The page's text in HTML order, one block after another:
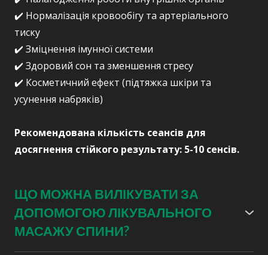
✔️ Нормалізація кровообігу та артеріального
тиску
✔️ Зміцнення імунної системи
✔️ Здоровий сон та зменшення стресу
✔️ Косметичний ефект (підтяжка шкіри та
усунення набряків)
Рекомендована кількість сеансів для
досягнення стійкого результату: 5-10 сенсів.
ЩО МОЖНА ВИЛІКУВАТИ ЗА
ДОПОМОГОЮ ЛІКУВАЛЬНОГО
МАСАЖУ СПИНИ?